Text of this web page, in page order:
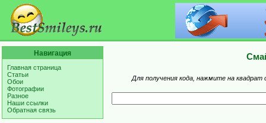
Навигация
Главная страница
Статьи
Обои
Фотографии
Разное
Наши ссылки
Обратная связь
Для получения кода, нажмите на